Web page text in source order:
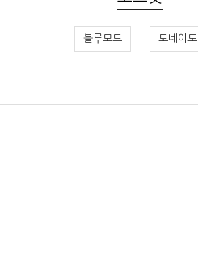
블루모드 토네이도